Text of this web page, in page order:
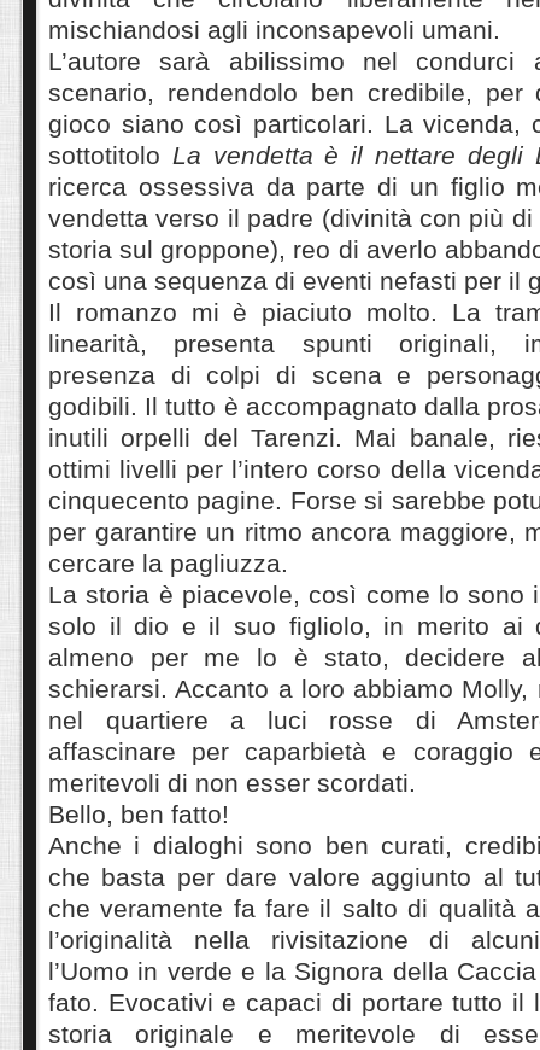
mischiandosi agli inconsapevoli umani.
L’autore sarà abilissimo nel condurci
scenario, rendendolo ben credibile,
gioco siano così particolari. La vicenda,
sottotitolo La vendetta è il nettare degli
ricerca ossessiva da parte di un figlio
vendetta verso il padre (divinità con più
storia sul groppone), reo di averlo
così una sequenza di eventi nefasti per il
Il romanzo mi è piaciuto molto. La
linearità, presenta spunti originali,
presenza di colpi di scena e
godibili. Il tutto è accompagnato dalla
inutili orpelli del Tarenzi. Mai banale,
ottimi livelli per l’intero corso della
cinquecento pagine. Forse si sarebbe
per garantire un ritmo ancora maggiore,
cercare la pagliuzza.
La storia è piacevole, così come lo sono
solo il dio e il suo figliolo, in merito ai
almeno per me lo è stato, decidere
schierarsi. Accanto a loro abbiamo Molly,
nel quartiere a luci rosse di
affascinare per caparbietà e coraggio
meritevoli di non esser scordati.
Bello, ben fatto!
Anche i dialoghi sono ben curati,
che basta per dare valore aggiunto al
che veramente fa fare il salto di qualità
l’originalità nella rivisitazione di
l’Uomo in verde e la Signora della
fato. Evocativi e capaci di portare tutto il
storia originale e meritevole di